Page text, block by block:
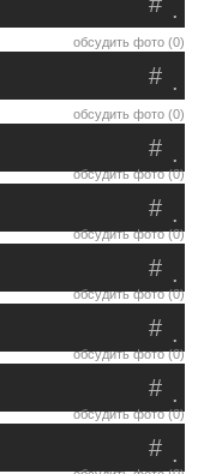
.
обсудить фото (0)
.
#
обсудить фото (0)
.
#
обсудить фото (0)
.
#
обсудить фото (0)
.
#
обсудить фото (0)
.
#
обсудить фото (0)
.
#
обсудить фото (0)
.
#